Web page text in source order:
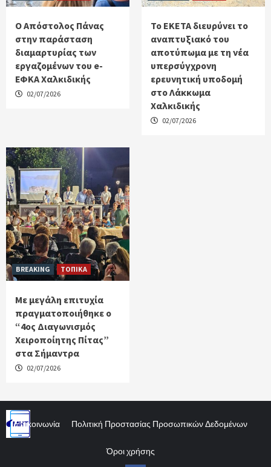
Ο Απόστολος Πάνας
στην παράσταση
διαμαρτυρίας των
εργαζομένων του e-
ΕΦΚΑ Χαλκιδικής
02/07/2026
Το ΕΚΕΤΑ διευρύνει το
αναπτυξιακό του
αποτύπωμα με τη νέα
υπερσύγχρονη
ερευνητική υποδομή
στο Λάκκωμα
Χαλκιδικής
02/07/2026
BREAKING ΤΟΠΙΚΑ
Με μεγάλη επιτυχία
πραγματοποιήθηκε ο
“4ος Διαγωνισμός
Χειροποίητης Πίτας”
στα Σήμαντρα
02/07/2026
Επικοινωνία Πολιτική Προστασίας Προσωπικών Δεδομένων
Όροι χρήσης